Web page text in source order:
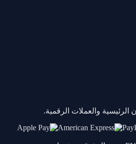
الرئيسية والعملات الرقمية.